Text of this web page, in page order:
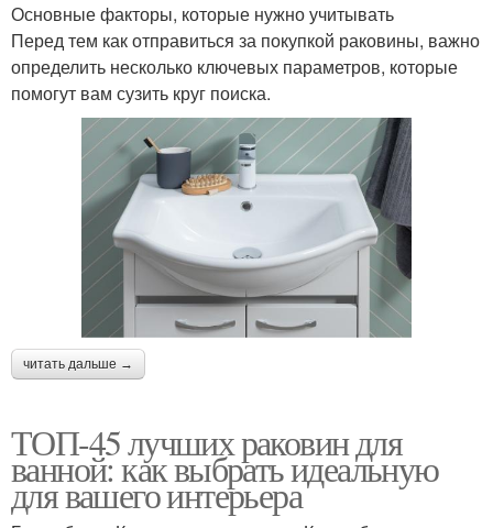
Основные факторы, которые нужно учитывать
Перед тем как отправиться за покупкой раковины, важно
определить несколько ключевых параметров, которые
помогут вам сузить круг поиска.
читать дальше →
ТОП-45 лучших раковин для
ванной: как выбрать идеальную
для вашего интерьера